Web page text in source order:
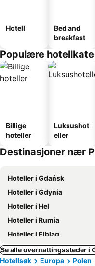
Hotell
Bed and
breakfast
Populære
Billige
hoteller
Luksushot
eller
Destinasjoner nær
Hoteller i Gdańsk
Hoteller i Gdynia
Hoteller i Hel
Hoteller i Rumia
Hoteller i Elblag
Se alle overnattingssteder i
Hotellsøk
Europa Polen